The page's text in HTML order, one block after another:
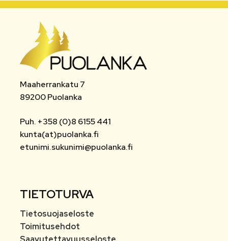
Maaherrankatu 7
89200 Puolanka
Puh. +358 (0)8 6155 441
kunta(at)puolanka.fi
etunimi.sukunimi@puolanka.fi
TIETOTURVA
Tietosuojaseloste
Toimitusehdot